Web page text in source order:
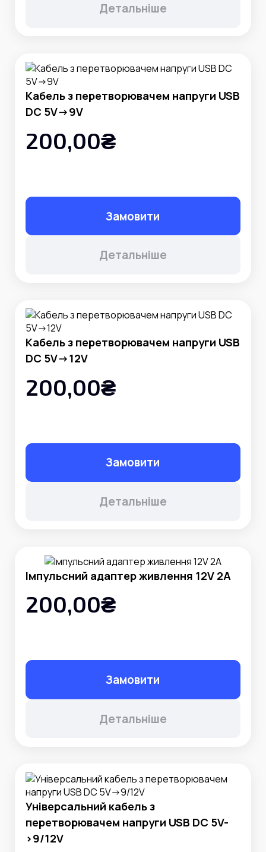
Детальніше
Кабель з перетворювачем напруги USB
DC 5V->9V
200,00₴
Замовити
Детальніше
Кабель з перетворювачем напруги USB
DC 5V->12V
200,00₴
Замовити
Детальніше
Імпульсний адаптер живлення 12V 2A
200,00₴
Замовити
Детальніше
Універсальний кабель з
перетворювачем напруги USB DC 5V-
>9/12V